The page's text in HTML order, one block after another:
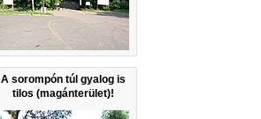
A sorompón túl gyalog is
tilos (magánterület)!